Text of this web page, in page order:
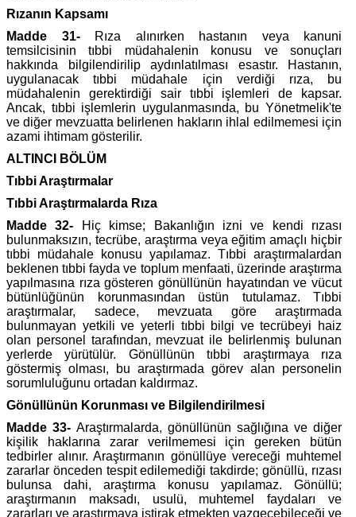
Rızanın Kapsamı
Madde 31-Rıza alınırken hastanın veya kanuni
temsilcisinin tıbbi müdahalenin konusu ve sonuçları
hakkında bilgilendirilip aydınlatılması esastır. Hastanın,
uygulanacak tıbbi müdahale için verdiği rıza, bu
müdahalenin gerektirdiği sair tıbbi işlemleri de kapsar.
Ancak, tıbbi işlemlerin uygulanmasında, bu Yönetmelik'te
ve diğer mevzuatta belirlenen hakların ihlal edilmemesi için
azami ihtimam gösterilir.
ALTINCI BÖLÜM
Tıbbi Araştırmalar
Tıbbi Araştırmalarda Rıza
Madde 32- Hiç kimse; Bakanlığın izni ve kendi rızası
bulunmaksızın, tecrübe, araştırma veya eğitim amaçlı hiçbir
tıbbi müdahale konusu yapılamaz. Tıbbi araştırmalardan
beklenen tıbbi fayda ve toplum menfaati, üzerinde araştırma
yapılmasına rıza gösteren gönüllünün hayatından ve vücut
bütünlüğünün korunmasından üstün tutulamaz. Tıbbi
araştırmalar, sadece, mevzuata göre araştırmada
bulunmayan yetkili ve yeterli tıbbi bilgi ve tecrübeyi haiz
olan personel tarafından, mevzuat ile belirlenmiş bulunan
yerlerde yürütülür. Gönüllünün tıbbi araştırmaya rıza
göstermiş olması, bu araştırmada görev alan personelin
sorumluluğunu ortadan kaldırmaz.
Gönüllünün Korunması ve Bilgilendirilmesi
Madde 33- Araştırmalarda, gönüllünün sağlığına ve diğer
kişilik haklarına zarar verilmemesi için gereken bütün
tedbirler alınır. Araştırmanın gönüllüye vereceği muhtemel
zararlar önceden tespit edilemediği takdirde; gönüllü, rızası
bulunsa dahi, araştırma konusu yapılamaz. Gönüllü;
araştırmanın maksadı, usulü, muhtemel faydaları ve
zararları ve araştırmaya iştirak etmekten vazgeçebileceği ve